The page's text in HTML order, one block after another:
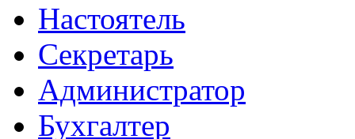
Настоятель
Секретарь
Администратор
Бухгалтер